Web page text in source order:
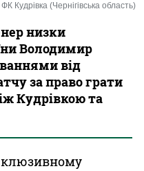
Кудрівка (Чернігівська область)
низки
Володимир
від
за право грати
Кудрівкою та